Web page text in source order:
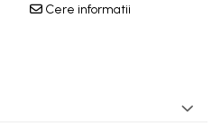
Cere informatii